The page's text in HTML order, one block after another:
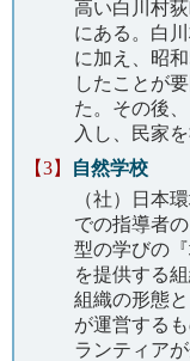
高い白川村
にある。白
に加え、昭
したことが
た。その後
入し、民家
【3】
自然学校
（社）日本
での指導者
型の学びの
を提供する
組織の形態
が運営する
ランティア